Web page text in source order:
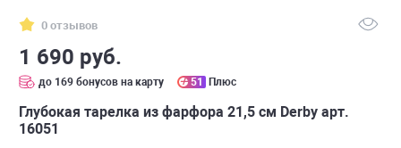
0 отзывов
1 690 руб.
до 169 бонусов на карту 51 Плюс
Глубокая тарелка из фарфора 21,5 см Derby арт.
16051